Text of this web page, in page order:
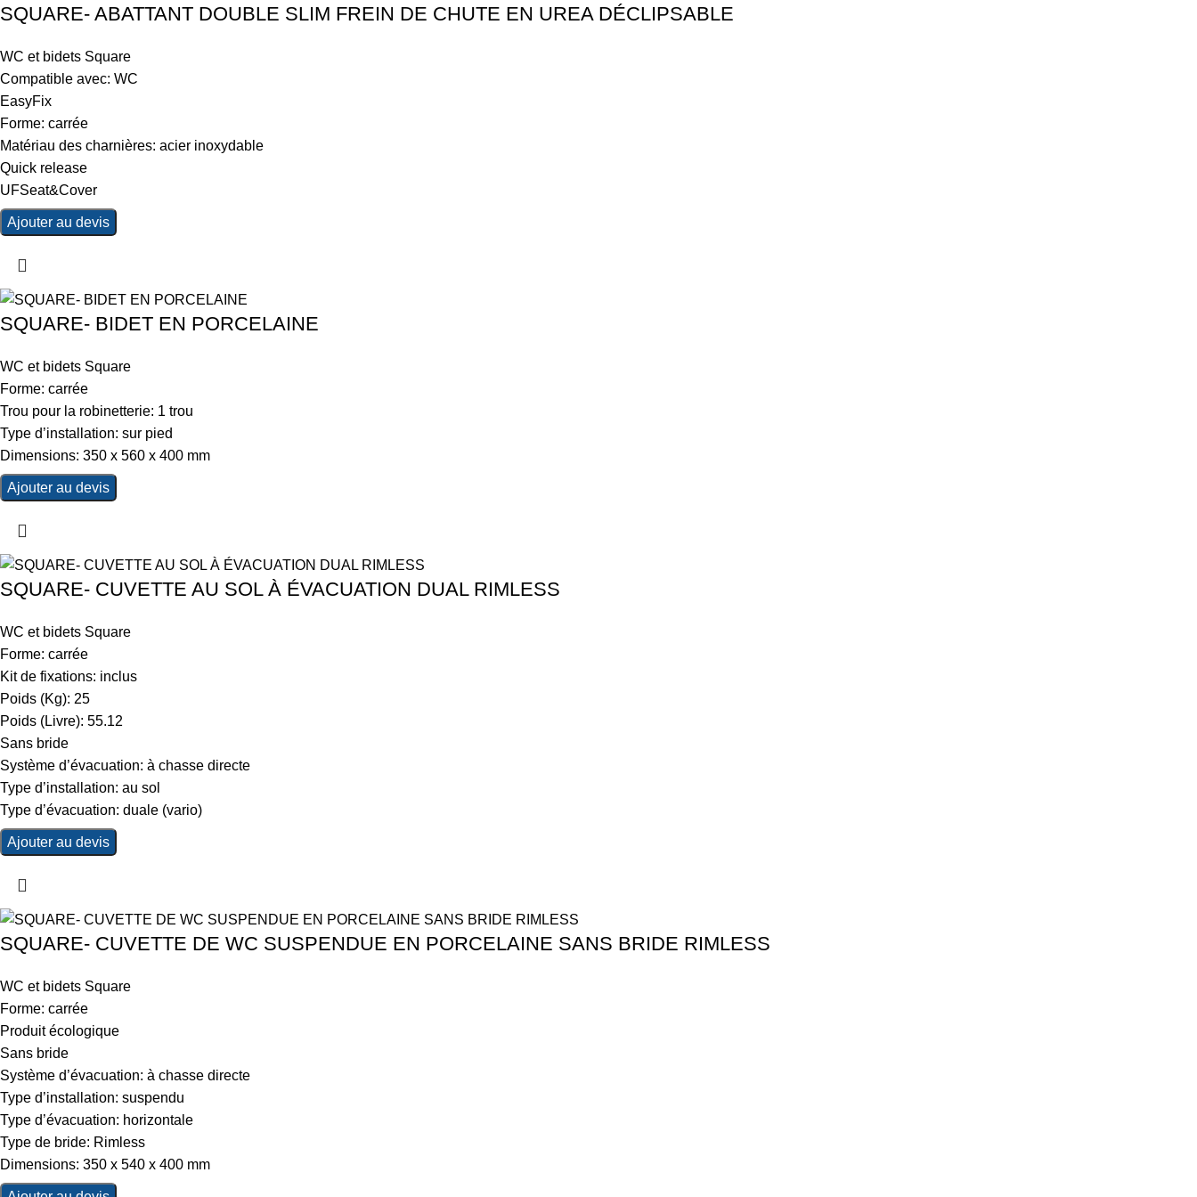
SQUARE- ABATTANT DOUBLE SLIM FREIN DE CHUTE EN UREA DÉCLIPSABLE
WC et bidets Square
Compatible avec: WC
EasyFix
Forme: carrée
Matériau des charnières: acier inoxydable
Quick release
UFSeat&Cover
Ajouter au devis
SQUARE- BIDET EN PORCELAINE
WC et bidets Square
Forme: carrée
Trou pour la robinetterie: 1 trou
Type d’installation: sur pied
Dimensions: 350 x 560 x 400 mm
Ajouter au devis
SQUARE- CUVETTE AU SOL À ÉVACUATION DUAL RIMLESS
WC et bidets Square
Forme: carrée
Kit de fixations: inclus
Poids (Kg): 25
Poids (Livre): 55.12
Sans bride
Système d’évacuation: à chasse directe
Type d’installation: au sol
Type d’évacuation: duale (vario)
Ajouter au devis
SQUARE- CUVETTE DE WC SUSPENDUE EN PORCELAINE SANS BRIDE RIMLESS
WC et bidets Square
Forme: carrée
Produit écologique
Sans bride
Système d’évacuation: à chasse directe
Type d’installation: suspendu
Type d’évacuation: horizontale
Type de bride: Rimless
Dimensions: 350 x 540 x 400 mm